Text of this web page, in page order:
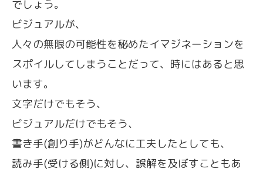
でしょう。
ビジュアルが、
人々の無限の可能性を秘めたイマジネーションを
スポイルしてしまうことだって、時にはあると思
います。
文字だけでもそう、
ビジュアルだけでもそう、
書き手(創り手)がどんなに工夫したとしても、
読み手(受ける側)に対し、誤解を及ぼすこともあ